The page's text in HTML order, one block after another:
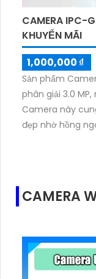
CAMERA IPC-
KHUYẾN MÃI
1,000,000 ₫
Sản phẩm
phân giải 3.0
Camera này
đẹp nhờ hồng
nên rõ ràng.
có khả năng
CAMERA